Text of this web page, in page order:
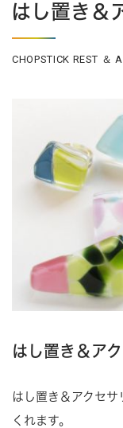
はし置き＆
CHOPSTICK REST ＆
はし置き＆ア
はし置き＆アクセ
くれます。